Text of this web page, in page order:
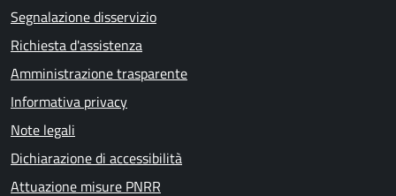
Segnalazione disservizio
Richiesta d'assistenza
Amministrazione trasparente
Informativa privacy
Note legali
Dichiarazione di accessibilità
Attuazione misure PNRR